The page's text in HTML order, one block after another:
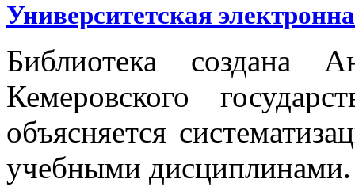
Университетская
Библиотека создана
Кемеровского
объясняется
учебными дисциплинами.